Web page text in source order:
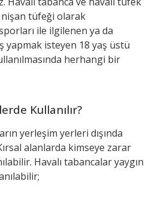
tüfeği olarak
ile ilgilenen ya da
yapmak isteyen 18 yaş üstü
herhangi bir
Kullanılır?
yerleşim yerleri dışında
alanlarda kimseye zarar
Havalı tabancalar yaygın